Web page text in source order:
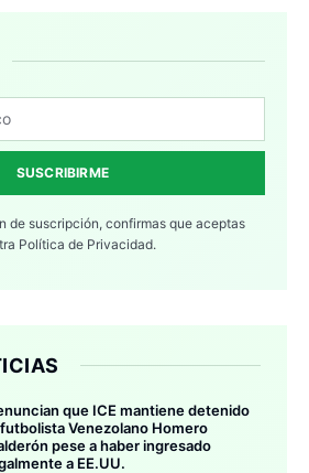
SUSCRIBIRME
de suscripción, confirmas que aceptas
Política de Privacidad.
que ICE mantiene detenido
Venezolano Homero
pese a haber ingresado
a EE.UU.